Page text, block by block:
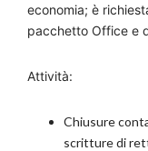
economia; è
pacchetto Office e
Attività:
Chiusure
scritture di